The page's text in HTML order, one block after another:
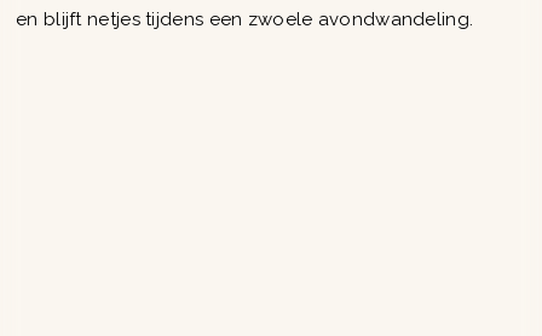
en blijft netjes tijdens een zwoele avondwandeling.